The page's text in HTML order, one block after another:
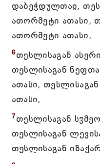
დაბეჭდულთაჲ,
ათორმეტი ათასი,
ათორმეტი ათასი,
6თესლისაგან
თესლისაგან
ათასი,
ათასი,
7თესლისაგან
თესლისაგან
თესლისაგან